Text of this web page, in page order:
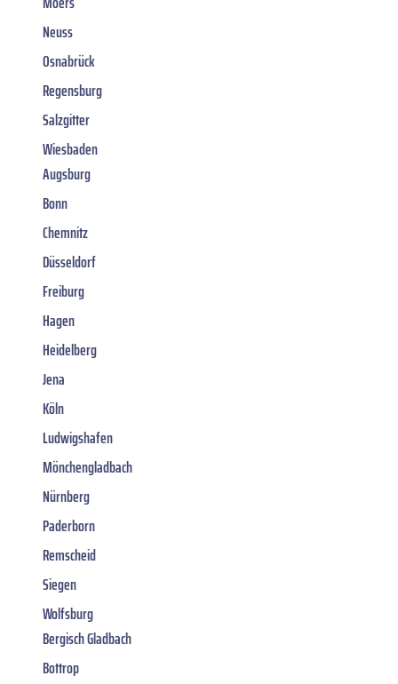
Neuss
Osnabrück
Regensburg
Salzgitter
Wiesbaden
Augsburg
Bonn
Chemnitz
Düsseldorf
Freiburg
Hagen
Heidelberg
Jena
Köln
Ludwigshafen
Mönchengladbach
Nürnberg
Paderborn
Remscheid
Siegen
Wolfsburg
Bergisch Gladbach
Bottrop